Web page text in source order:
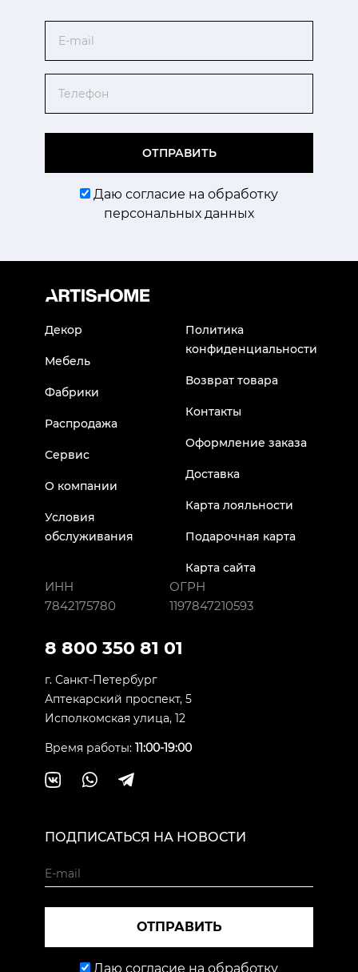
ОТПРАВИТЬ
Даю согласие на обработку
персональных данных
Декор
Мебель
Фабрики
Распродажа
Сервис
О компании
Условия
обслуживания
Политика
конфиденциальности
Возврат товара
Контакты
Оформление заказа
Доставка
Карта лояльности
Подарочная карта
Карта сайта
ИНН
7842175780
ОГРН
1197847210593
8 800 350 81 01
г. Санкт-Петербург
Аптекарский проспект, 5
Исполкомская улица, 12
Время работы: 11:00-19:00
ПОДПИСАТЬСЯ НА НОВОСТИ
ОТПРАВИТЬ
Даю согласие на обработку